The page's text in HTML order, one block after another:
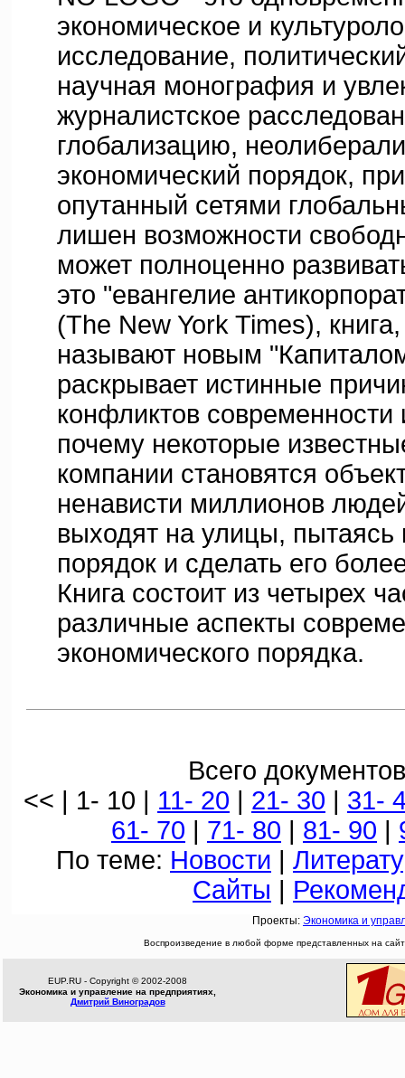
экономическое и
исследование,
научная монография и
журналистское
глобализацию,
экономический порядок,
опутанный сетями
лишен возможности
может полноценно
это "евангелие
(The New York Times),
называют новым
раскрывает истинные
конфликтов современности
почему некоторые
компании становятся
ненависти миллионов
выходят на улицы, пытаясь
порядок и сделать его
Книга состоит из четырех
различные аспекты
экономического порядка.
Всего
<< | 1- 10 | 11- 20 | 21- 30 | 31-
61- 70 | 71- 80 | 81- 90 |
По теме: Новости |
Сайты |
Проекты: Экономика и
Воспроизведение в любой форме представленных на
EUP.RU - Copyright © 2002-2008
Экономика и управление на предприятиях,
Дмитрий Виноградов